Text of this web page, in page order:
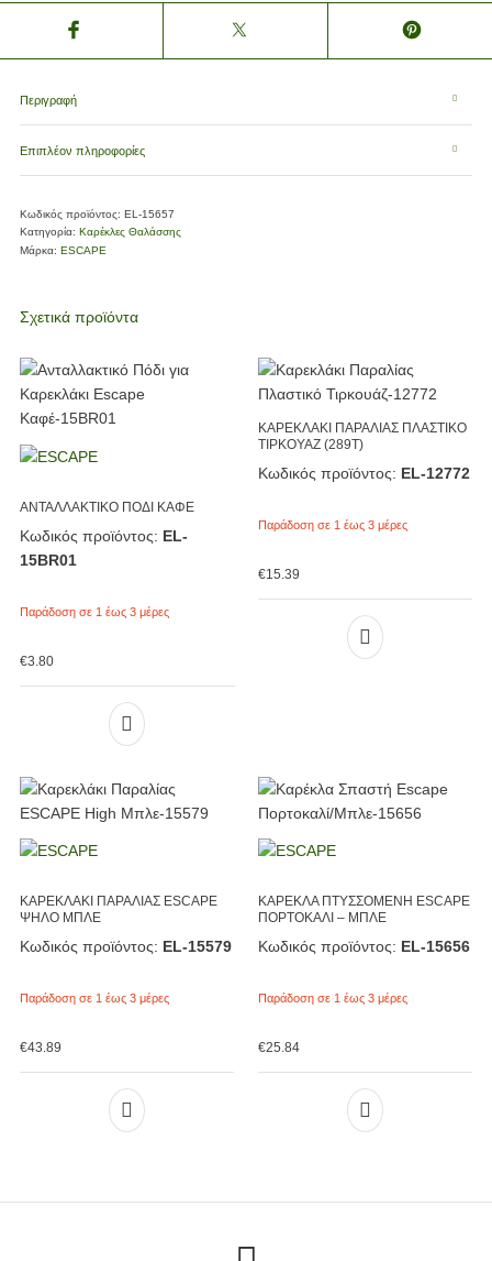
Περιγραφή
Επιπλέον πληροφορίες
Κωδικός προϊόντος: EL-15657
Κατηγορία: Καρέκλες Θαλάσσης
Μάρκα: ESCAPE
Σχετικά προϊόντα
ΑΝΤΑΛΛΑΚΤΙΚΟ ΠΟΔΙ ΚΑΦΕ
Κωδικός προϊόντος: EL-
15BR01
Παράδοση σε 1 έως 3 μέρες
€3.80
ΚΑΡΕΚΛΑΚΙ ΠΑΡΑΛΙΑΣ ΠΛΑΣΤΙΚΟ
ΤΙΡΚΟΥΑΖ (289T)
Κωδικός προϊόντος: EL-12772
Παράδοση σε 1 έως 3 μέρες
€15.39
ΚΑΡΕΚΛΑΚΙ ΠΑΡΑΛΙΑΣ ESCAPE
ΨΗΛΟ ΜΠΛΕ
Κωδικός προϊόντος: EL-15579
Παράδοση σε 1 έως 3 μέρες
€43.89
ΚΑΡΕΚΛΑ ΠΤΥΣΣΟΜΕΝΗ ESCAPE
ΠΟΡΤΟΚΑΛΙ – ΜΠΛΕ
Κωδικός προϊόντος: EL-15656
Παράδοση σε 1 έως 3 μέρες
€25.84